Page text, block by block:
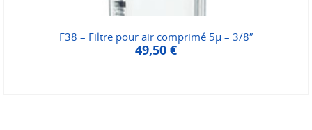
F38 – Filtre pour air comprimé 5µ – 3/8″
49,50 €